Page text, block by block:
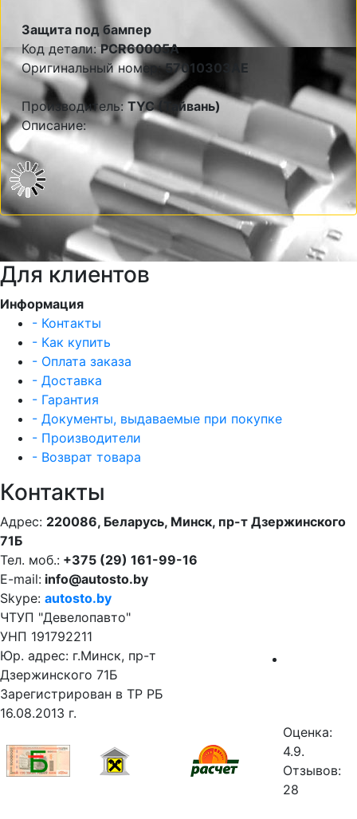
Защита под бампер
Код детали:PCR60005A
Оригинальный номер:57010303AE
Производитель: TYC (Тайвань)
Описание:
Для клиентов
Информация
- Контакты
- Как купить
- Оплата заказа
- Доставка
- Гарантия
- Документы, выдаваемые при покупке
- Производители
- Возврат товара
Контакты
Адрес: 220086, Беларусь, Минск, пр-т Дзержинского
71Б
Тел. моб.: +375 (29) 161-99-16
E-mail: info@autosto.by
Skype: autosto.by
ЧТУП "Девелопавто"
УНП 191792211
Юр. адрес: г.Минск, пр-т
Дзержинского 71Б
Зарегистрирован в ТР РБ
16.08.2013 г.
Оценка:
4.9.
Отзывов:
28